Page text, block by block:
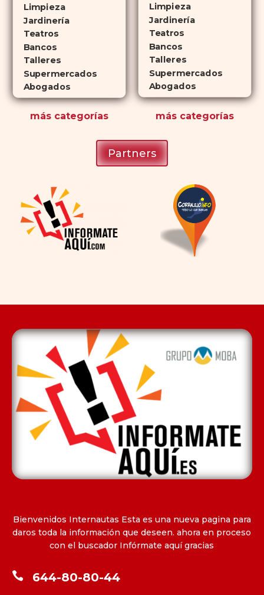
atractiva para quienes no desean
planificar sus actividades
románticas con antelación.
Limpieza
Jardinería
Teatros
Bancos
Talleres
Supermercados
Abogados
más categorías
Limpieza
Jardinería
Teatros
Bancos
Talleres
Supermercados
Abogados
máscategorías
Partners
Bienvenidos Internautas Esta es una nueva pagina para
daros toda la información que deseen. ahora en proceso
con el buscador Infórmate aquí gracias
 644-80-80-44